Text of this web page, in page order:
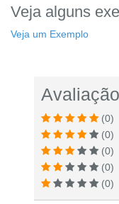
Veja alguns
Veja um Exemplo
(0)
(0)
(0)
(0)
(0)